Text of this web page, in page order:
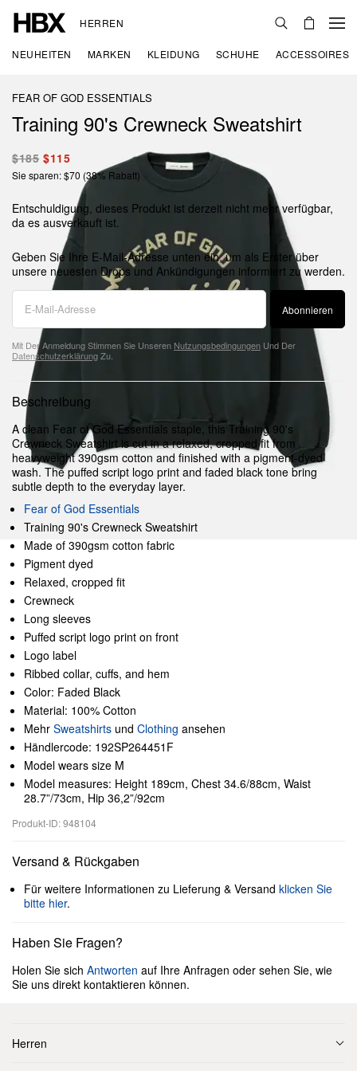
HERREN
NEUHEITEN MARKEN KLEIDUNG SCHUHE ACCESSOIRES
FEAR OF GOD ESSENTIALS
Training 90's Crewneck Sweatshirt
$185 $115
Sie sparen: $70 (38% Rabatt)
Entschuldigung, dieses Produkt ist derzeit nicht mehr verfügbar,
da es ausverkauft ist.
Geben Sie Ihre E-Mail-Adresse unten ein, um als Erster über
unsere neuesten Drops und Ankündigungen informiert zu werden.
Abonnieren
Mit Der Anmeldung Stimmen Sie Unseren Nutzungsbedingungen Und Der
DatenschutzerklärungZu.
Beschreibung
A clean Fear of God Essentials staple, this Training 90's
Crewneck Sweatshirt is cut in a relaxed, cropped fit from
heavyweight 390gsm cotton and finished with a pigment-dyed
wash. The puffed script logo print and faded black tone bring
subtle depth to the everyday layer.
Fear of God Essentials
Training 90's Crewneck Sweatshirt
Made of 390gsm cotton fabric
Pigment dyed
Relaxed, cropped fit
Crewneck
Long sleeves
Puffed script logo print on front
Logo label
Ribbed collar, cuffs, and hem
Color: Faded Black
Material: 100% Cotton
Mehr Sweatshirts und Clothing ansehen
Händlercode: 192SP264451F
Model wears size M
Model measures: Height 189cm, Chest 34.6/88cm, Waist
28.7”/73cm, Hip 36,2”/92cm
Produkt-ID: 948104
Versand & Rückgaben
Für weitere Informationen zu Lieferung & Versand klicken Sie
bitte hier.
Haben Sie Fragen?
Holen Sie sich Antworten auf Ihre Anfragen oder sehen Sie, wie
Sie uns direkt kontaktieren können.
Herren